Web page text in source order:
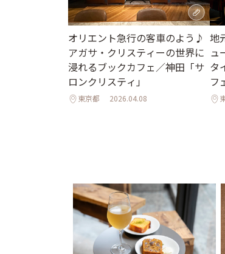
オリエント急行の客車のよう♪
アガサ・クリスティーの世界に
浸れるブックカフェ／神田「サ
ロンクリスティ」
東京都 2026.04.08
地
ュ
タ
フ